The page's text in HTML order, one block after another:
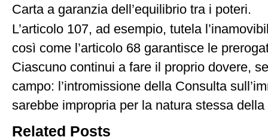
Carta a garanzia dell’equilibrio tra i poteri.
L’articolo 107, ad esempio, tutela
così come l’articolo 68 garantisce le
Ciascuno continui a fare il proprio dovere,
campo: l’intromissione della Consulta
sarebbe impropria per la natura stessa della
Related Posts